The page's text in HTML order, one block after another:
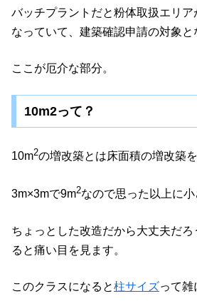
バッチプラントだと粉体取扱エリア
なっていて、建築確認申請の対象と
ここが厄介な部分。
10m2って？
10m2の増改築とは床面積の増改築を
3m×3mで9m2なので思った以上に小
ちょっとした改造だから大丈夫だ
ると痛い目を見ます。
このクラスになると柱サイズって雑